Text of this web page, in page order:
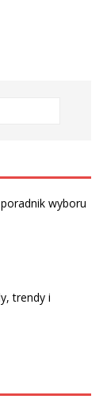
wyboru
trendy i